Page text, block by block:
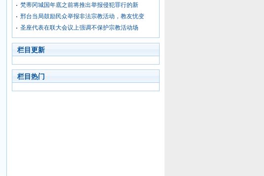
梵蒂冈城国年底之前将推出举报侵犯罪行的新
邢台当局鼓励民众举报非法宗教活动，教友忧变
圣座代表在联大会议上强调不保护宗教活动场
栏目更新
栏目热门